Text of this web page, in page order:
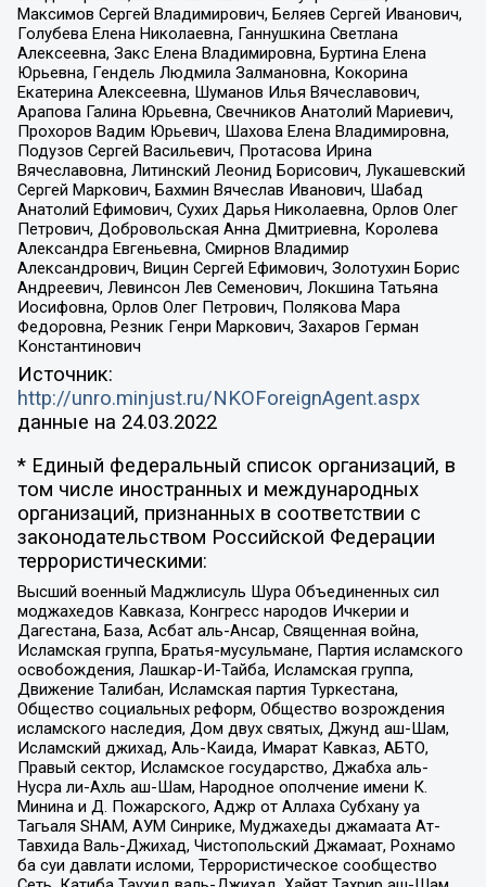
Максимов Сергей Владимирович, Беляев Сергей Иванович,
Голубева Елена Николаевна, Ганнушкина Светлана
Алексеевна, Закс Елена Владимировна, Буртина Елена
Юрьевна, Гендель Людмила Залмановна, Кокорина
Екатерина Алексеевна, Шуманов Илья Вячеславович,
Арапова Галина Юрьевна, Свечников Анатолий Мариевич,
Прохоров Вадим Юрьевич, Шахова Елена Владимировна,
Подузов Сергей Васильевич, Протасова Ирина
Вячеславовна, Литинский Леонид Борисович, Лукашевский
Сергей Маркович, Бахмин Вячеслав Иванович, Шабад
Анатолий Ефимович, Сухих Дарья Николаевна, Орлов Олег
Петрович, Добровольская Анна Дмитриевна, Королева
Александра Евгеньевна, Смирнов Владимир
Александрович, Вицин Сергей Ефимович, Золотухин Борис
Андреевич, Левинсон Лев Семенович, Локшина Татьяна
Иосифовна, Орлов Олег Петрович, Полякова Мара
Федоровна, Резник Генри Маркович, Захаров Герман
Константинович
Источник:
http://unro.minjust.ru/NKOForeignAgent.aspx
данные на 24.03.2022
* Единый федеральный список организаций, в
том числе иностранных и международных
организаций, признанных в соответствии с
законодательством Российской Федерации
террористическими:
Высший военный Маджлисуль Шура Объединенных сил
моджахедов Кавказа, Конгресс народов Ичкерии и
Дагестана, База, Асбат аль-Ансар, Священная война,
Исламская группа, Братья-мусульмане, Партия исламского
освобождения, Лашкар-И-Тайба, Исламская группа,
Движение Талибан, Исламская партия Туркестана,
Общество социальных реформ, Общество возрождения
исламского наследия, Дом двух святых, Джунд аш-Шам,
Исламский джихад, Аль-Каида, Имарат Кавказ, АБТО,
Правый сектор, Исламское государство, Джабха аль-
Нусра ли-Ахль аш-Шам, Народное ополчение имени К.
Минина и Д. Пожарского, Аджр от Аллаха Субхану уа
Тагьаля SHAM, АУМ Синрике, Муджахеды джамаата Ат-
Тавхида Валь-Джихад, Чистопольский Джамаат, Рохнамо
ба суи давлати исломи, Террористическое сообщество